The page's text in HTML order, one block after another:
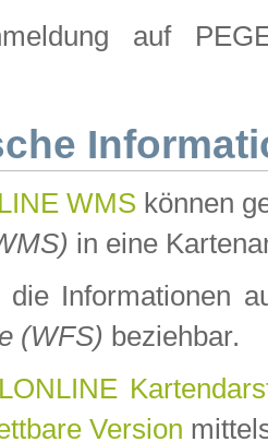
auf
WMS können
in eine
die Informationen
(WFS) beziehbar.
Version